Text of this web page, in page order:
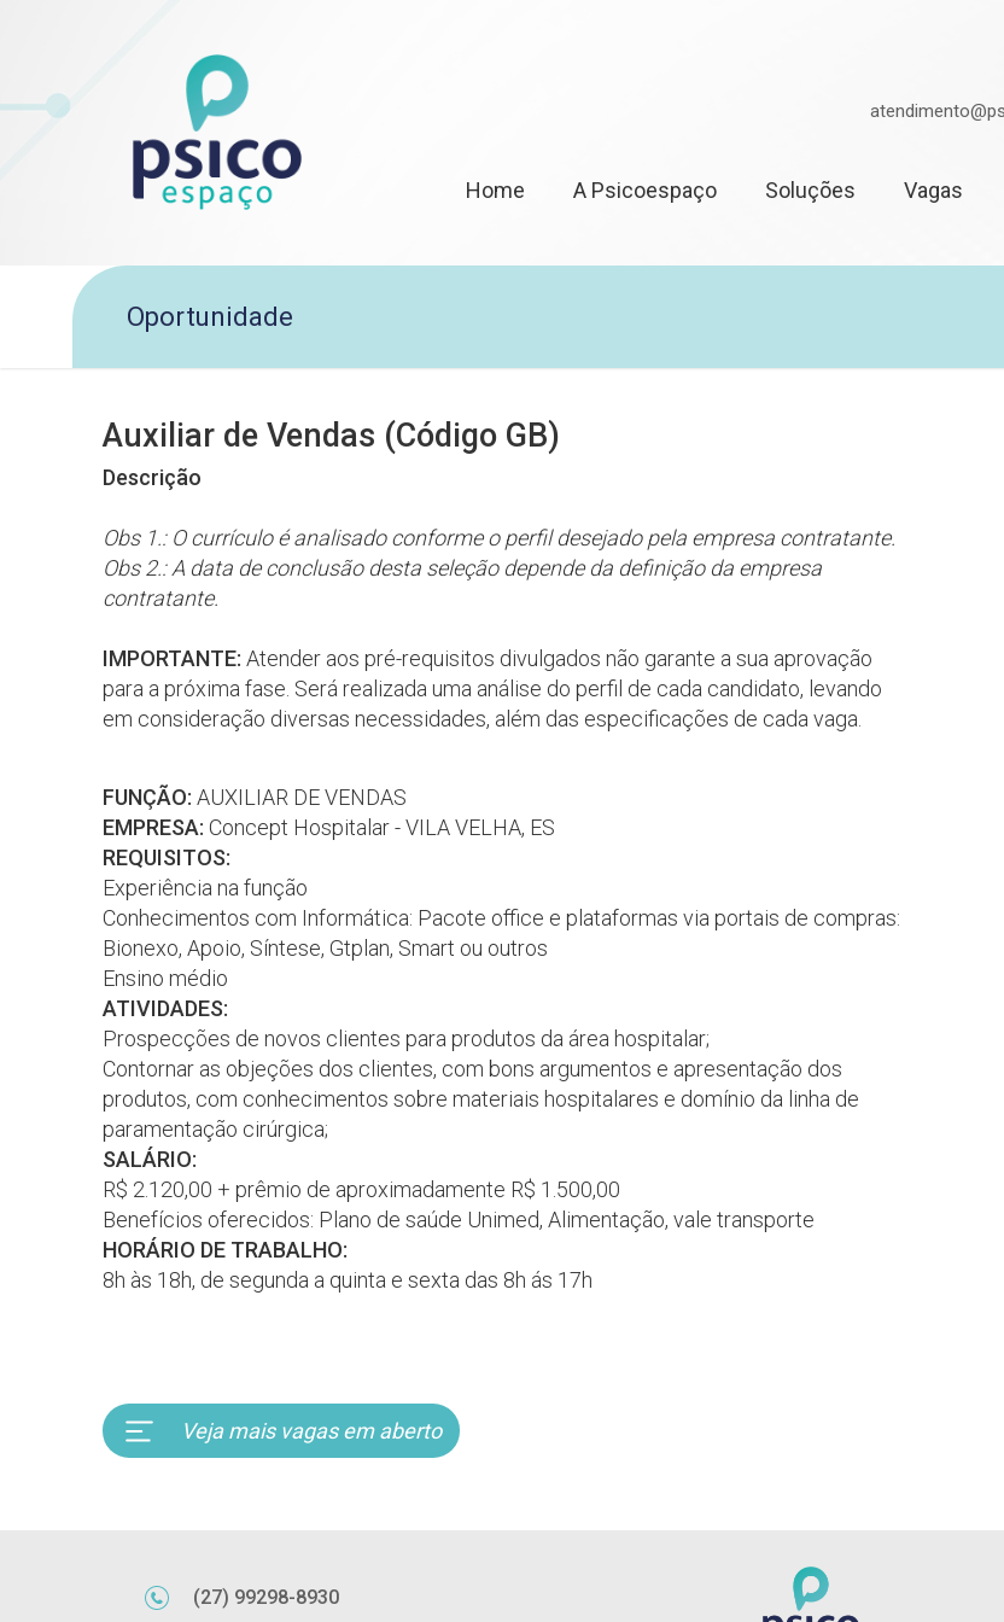
Home A Psicoespaço Soluções Vagas
Oportunidade
Auxiliar de Vendas (Código GB)
Descrição
Obs 1.: O currículo é analisado conforme o perfil desejado pela empresa contratante.
Obs 2.: A data de conclusão desta seleção depende da definição da empresa
contratante.
IMPORTANTE: Atender aos pré-requisitos divulgados não garante a sua aprovação
para a próxima fase. Será realizada uma análise do perfil de cada candidato, levando
em consideração diversas necessidades, além das especificações de cada vaga.
FUNÇÃO: AUXILIAR DE VENDAS
EMPRESA: Concept Hospitalar - VILA VELHA, ES
REQUISITOS:
Experiência na função
Conhecimentos com Informática: Pacote office e plataformas via portais de compras:
Bionexo, Apoio, Síntese, Gtplan, Smart ou outros
Ensino médio
ATIVIDADES:
Prospecções de novos clientes para produtos da área hospitalar;
Contornar as objeções dos clientes, com bons argumentos e apresentação dos
produtos, com conhecimentos sobre materiais hospitalares e domínio da linha de
paramentação cirúrgica;
SALÁRIO:
R$ 2.120,00 + prêmio de aproximadamente R$ 1.500,00
Benefícios oferecidos: Plano de saúde Unimed, Alimentação, vale transporte
HORÁRIO DE TRABALHO:
8h às 18h, de segunda a quinta e sexta das 8h ás 17h
Veja mais vagas em aberto
(27) 99298-8930